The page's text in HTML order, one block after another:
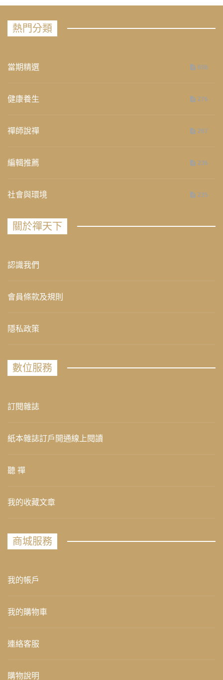
熱門分類
當期精選 658
健康養生 276
禪師說禪 267
編輯推薦 236
社會與環境 235
關於禪天下
認識我們
會員條款及規則
隱私政策
數位服務
訂閱雜誌
紙本雜誌訂戶開通線上閱讀
聽 禪
我的收藏文章
商城服務
我的帳戶
我的購物車
連絡客服
購物說明